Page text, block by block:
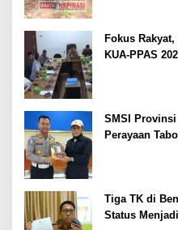
Fokus
KUA-PPAS
SMSI
Perayaan
Tiga TK di
Status